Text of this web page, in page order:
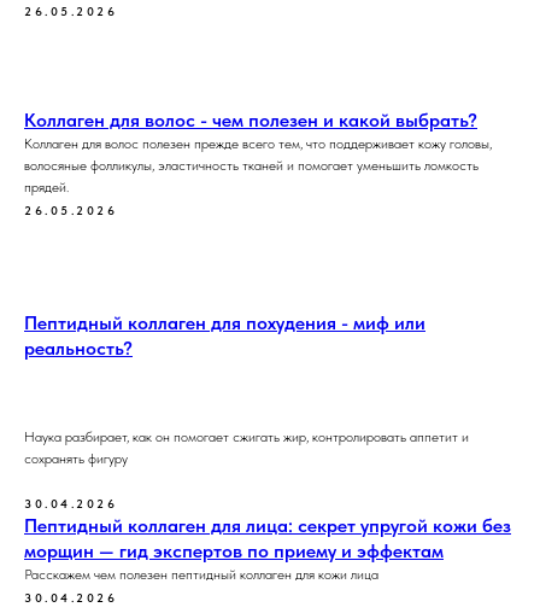
26.05.2026
Коллаген для волос - чем полезен и какой выбрать?
Коллаген для волос полезен прежде всего тем, что поддерживает кожу головы,
волосяные фолликулы, эластичность тканей и помогает уменьшить ломкость
прядей.
26.05.2026
Пептидный коллаген для похудения - миф или
реальность?
Наука разбирает, как он помогает сжигать жир, контролировать аппетит и
сохранять фигуру
30.04.2026
Пептидный коллаген для лица: секрет упругой кожи без
морщин — гид экспертов по приему и эффектам
Расскажем чем полезен пептидный коллаген для кожи лица
30.04.2026